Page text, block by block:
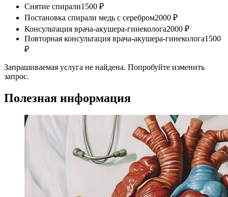
Снятие спирали1500 ₽
Постановка спирали медь с серебром2000 ₽
Консультация врача-акушера-гинеколога2000 ₽
Повторная консультация врача-акушера-гинеколога1500
₽
Запрашиваемая услуга не найдена. Попробуйте изменить
запрос.
Полезная информация